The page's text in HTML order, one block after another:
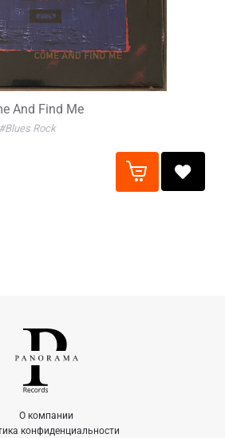
And Find Me
#Blues Rock
О компании
конфиденциальности